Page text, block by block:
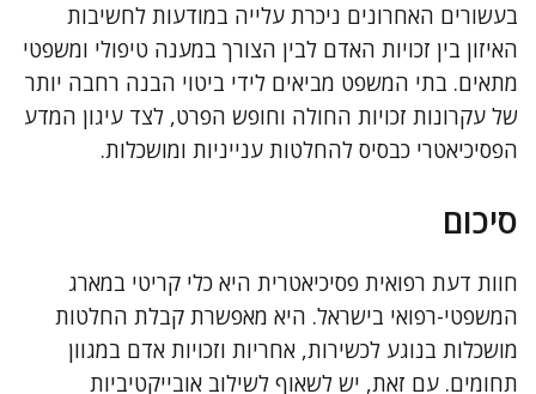
בעשורים האחרונים ניכרת עלייה במודעות לחשיבות
האיזון בין זכויות האדם לבין הצורך במענה טיפולי ומשפטי
מתאים. בתי המשפט מביאים לידי ביטוי הבנה רחבה יותר
של עקרונות זכויות החולה וחופש הפרט, לצד עיגון המדע
הפסיכיאטרי כבסיס להחלטות ענייניות ומושכלות.
סיכום
חוות דעת רפואית פסיכיאטרית היא כלי קריטי במארג
המשפטי-רפואי בישראל. היא מאפשרת קבלת החלטות
מושכלות בנוגע לכשירות, אחריות וזכויות אדם במגוון
תחומים. עם זאת, יש לשאוף לשילוב אובייקטיביות